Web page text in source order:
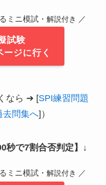
ミニ模試・ 解説付き ／
試験
ジに行く
なら ➔ [SPI練習問題
去問集へ]）
秒で7割合否判定】 ↓
ミニ模試・ 解説付き ／